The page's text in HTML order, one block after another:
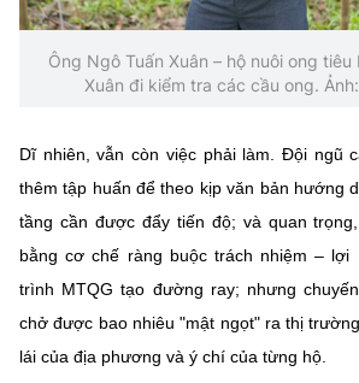
Ông Ngô Tuấn Xuân – hộ nuôi ong
Xuân đi kiểm tra các cầu ong.
Dĩ nhiên, vẫn còn việc phải làm. Đội ngũ
thêm tập huấn để theo kịp văn bản hướng
tầng cần được đẩy tiến độ; và quan
bằng cơ chế ràng buộc trách nhiệm – lợi
trình MTQG tạo đường ray; nhưng
chở được bao nhiêu "mật ngọt" ra thị
lái của địa phương và ý chí của từng hộ.